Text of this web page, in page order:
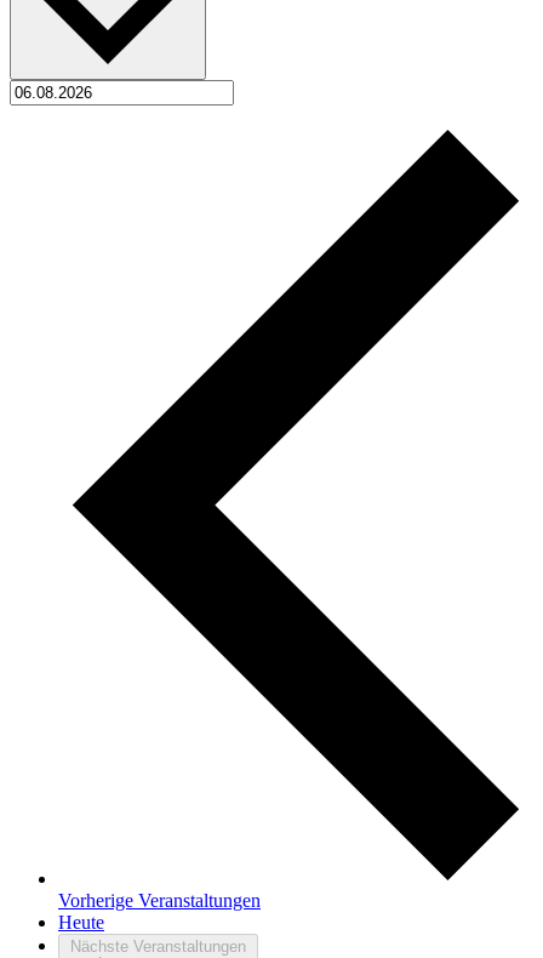
Vorherige Veranstaltungen
Heute
Nächste Veranstaltungen